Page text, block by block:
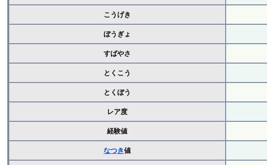
こうげき
ぼうぎょ
すばやさ
とくこう
とくぼう
レア度
経験値
なつき値